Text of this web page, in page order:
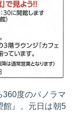
度のパノラマ
館』。元日は朝5